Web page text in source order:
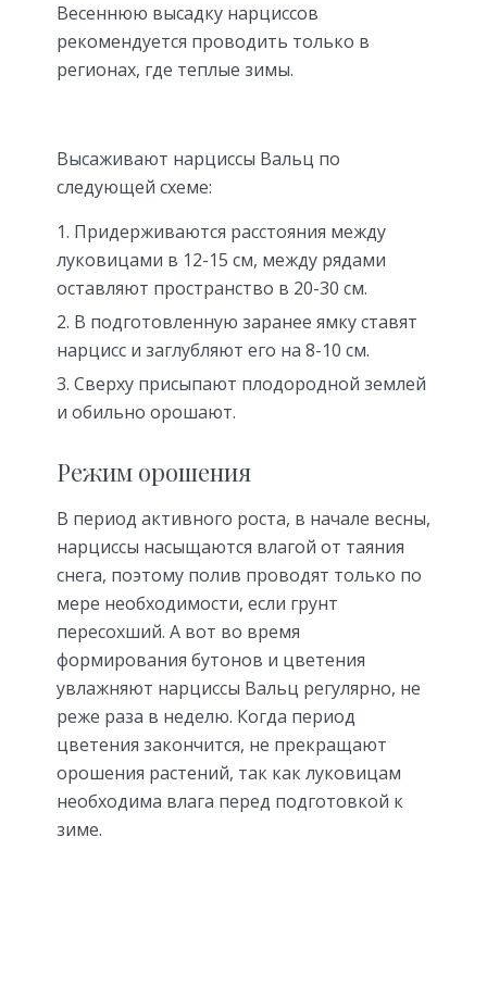
Весеннюю высадку нарциссов
рекомендуется проводить только в
регионах, где теплые зимы.
Высаживают нарциссы Вальц по
следующей схеме:
Придерживаются расстояния между
луковицами в 12-15 см, между рядами
оставляют пространство в 20-30 см.
В подготовленную заранее ямку ставят
нарцисс и заглубляют его на 8-10 см.
Сверху присыпают плодородной землей
и обильно орошают.
Режим орошения
В период активного роста, в начале весны,
нарциссы насыщаются влагой от таяния
снега, поэтому полив проводят только по
мере необходимости, если грунт
пересохший. А вот во время
формирования бутонов и цветения
увлажняют нарциссы Вальц регулярно, не
реже раза в неделю. Когда период
цветения закончится, не прекращают
орошения растений, так как луковицам
необходима влага перед подготовкой к
зиме.